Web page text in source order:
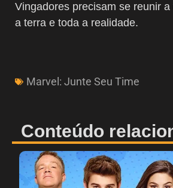
Vingadores precisam se reunir
a terra e toda a realidade.
Marvel: Junte Seu Time
Conteúdo